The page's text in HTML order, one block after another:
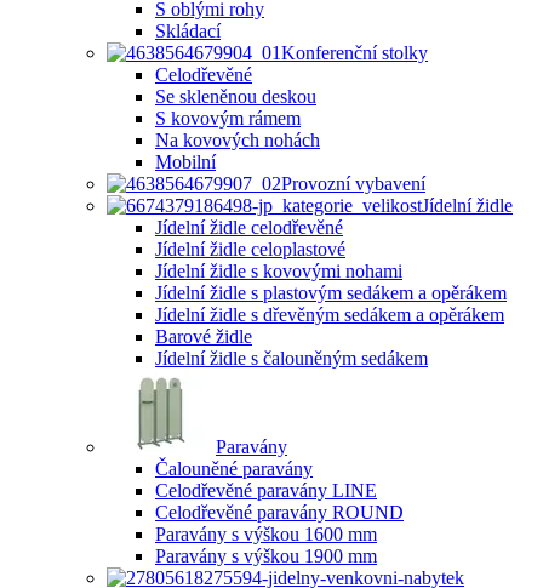
S oblými rohy
Skládací
Konferenční stolky
Celodřevěné
Se skleněnou deskou
S kovovým rámem
Na kovových nohách
Mobilní
Provozní vybavení
Jídelní židle
Jídelní židle celodřevěné
Jídelní židle celoplastové
Jídelní židle s kovovými nohami
Jídelní židle s plastovým sedákem a opěrákem
Jídelní židle s dřevěným sedákem a opěrákem
Barové židle
Jídelní židle s čalouněným sedákem
Paravány
Čalouněné paravány
Celodřevěné paravány LINE
Celodřevěné paravány ROUND
Paravány s výškou 1600 mm
Paravány s výškou 1900 mm